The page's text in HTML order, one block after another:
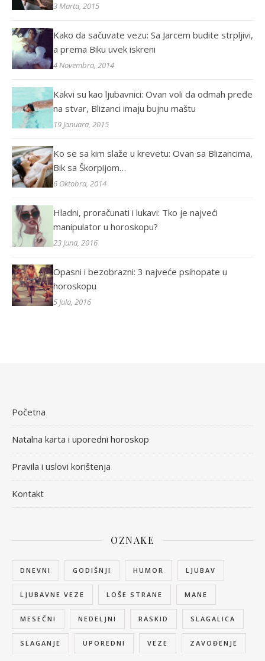
3 Marta, 2015
Kako da sačuvate vezu: Sa Jarcem budite strpljivi,
a prema Biku uvek iskreni
4 Novembra, 2014
Kakvi su kao ljubavnici: Ovan voli da odmah pređe
na stvar, Blizanci imaju bujnu maštu
19 Januara, 2015
Ko se sa kim slaže u krevetu: Ovan sa Blizancima,
Bik sa Škorpijom…
6 Oktobra, 2014
Hladni, proračunati i lukavi: Tko je najveći
manipulator u horoskopu?
23 Juna, 2016
Opasni i bezobrazni: 3 najveće psihopate u
horoskopu
5 Jula, 2016
Početna
Natalna karta i uporedni horoskop
Pravila i uslovi korištenja
Kontakt
OZNAKE
DNEVNI GODIŠNJI HUMOR LJUBAV
LJUBAVNE VEZE LOŠE STRANE MANE
MESEČNI NEDELJNI RASKID SLAGALICA
SLAGANJE UPOREDNI VEZE ZAVOĐENJE